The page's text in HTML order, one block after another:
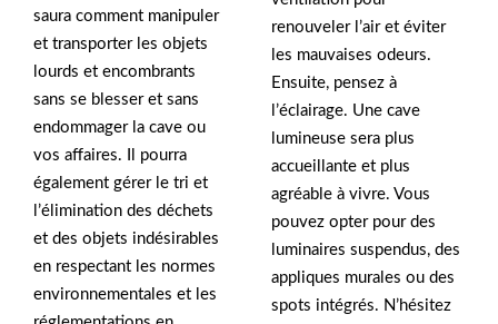
saura comment manipuler
et transporter les objets
lourds et encombrants
sans se blesser et sans
endommager la cave ou
vos affaires. Il pourra
également gérer le tri et
l’élimination des déchets
et des objets indésirables
en respectant les normes
environnementales et les
renouveler l’air et éviter
les mauvaises odeurs.
Ensuite, pensez à
l’éclairage. Une cave
lumineuse sera plus
accueillante et plus
agréable à vivre. Vous
pouvez opter pour des
luminaires suspendus, des
appliques murales ou des
spots intégrés. N’hésitez